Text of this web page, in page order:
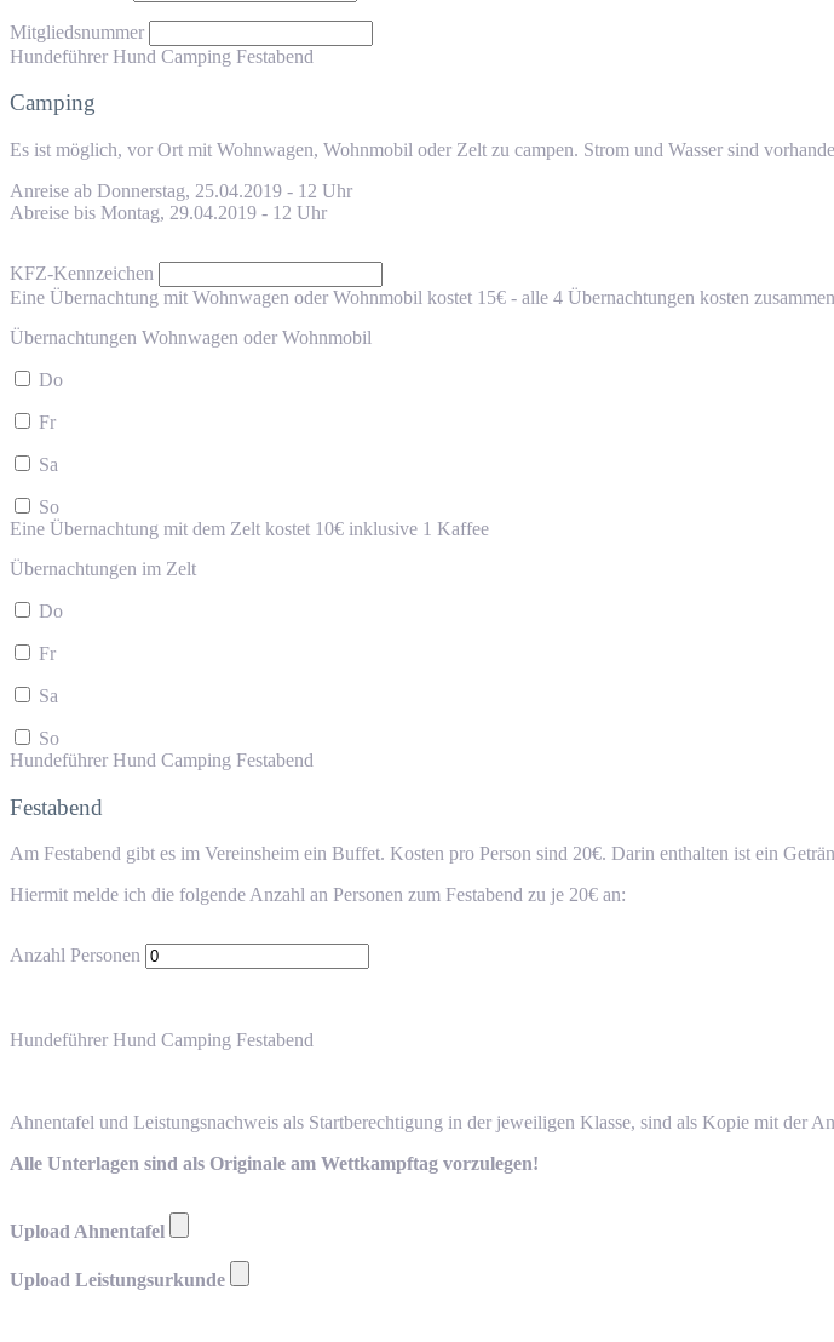
Mitgliedsnummer
Hundeführer Hund Camping Festabend
Camping
Es ist möglich, vor Ort mit Wohnwagen, Wohnmobil oder Zelt zu campen. Strom und Wasser sind
Anreise ab Donnerstag, 25.04.2019 - 12 Uhr
Abreise bis Montag, 29.04.2019 - 12 Uhr
KFZ-Kennzeichen
Eine Übernachtung mit Wohnwagen oder Wohnmobil kostet 15€ - alle 4 Übernachtungen kosten
Übernachtungen Wohnwagen oder Wohnmobil
Do
Fr
Sa
So
Eine Übernachtung mit dem Zelt kostet 10€ inklusive 1 Kaffee
Übernachtungen im Zelt
Do
Fr
Sa
So
Hundeführer Hund Camping Festabend
Festabend
Am Festabend gibt es im Vereinsheim ein Buffet. Kosten pro Person sind 20€. Darin enthalten ist ein
Hiermit melde ich die folgende Anzahl an Personen zum Festabend zu je 20€ an:
Anzahl Personen
Hundeführer Hund Camping Festabend
Ahnentafel und Leistungsnachweis als Startberechtigung in der jeweiligen Klasse, sind als Kopie mit der
Alle Unterlagen sind als Originale am Wettkampftag vorzulegen!
Upload Ahnentafel
Upload Leistungsurkunde